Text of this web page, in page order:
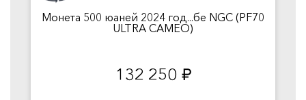
Монета 500 юаней 2024 год...бе NGC (PF70
ULTRA CAMEO)
132 250 руб.